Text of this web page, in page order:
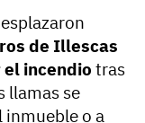
de Illescas
incendio tras
llamas se
inmueble o a